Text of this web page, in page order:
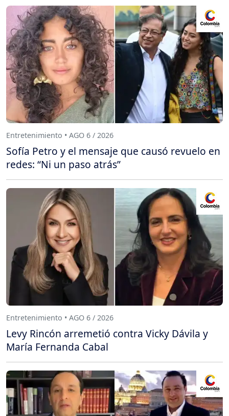
Entretenimiento • AGO 6 / 2026
Sofía Petro y el mensaje que causó revuelo en
redes: “Ni un paso atrás”
Entretenimiento • AGO 6 / 2026
Levy Rincón arremetió contra Vicky Dávila y
María Fernanda Cabal